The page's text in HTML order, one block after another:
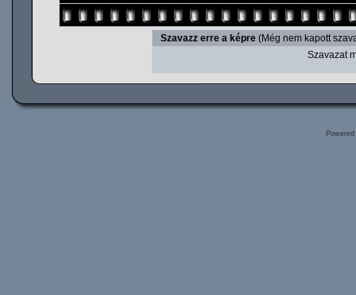
Szavazz erre a képre (Még nem kapott
Szavazat